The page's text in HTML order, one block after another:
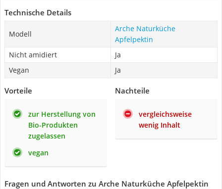
Technische Details
Modell
Arche Naturküche
Apfelpektin
Nicht amidiert
Ja
Vegan
Ja
Vorteile
zur Herstellung von
Bio-Produkten
zugelassen
vegan
Nachteile
vergleichsweise
wenig Inhalt
Fragen und Antworten zu Arche Naturküche Apfelpektin